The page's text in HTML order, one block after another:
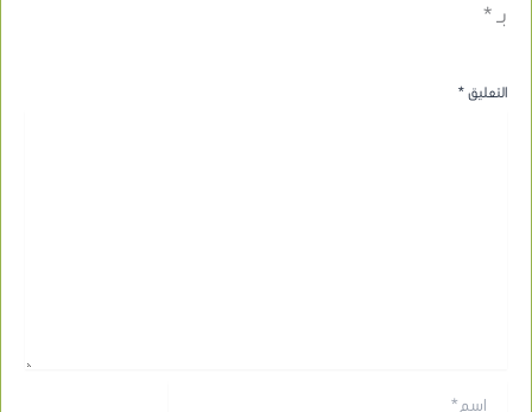
بـ*
التعليق*